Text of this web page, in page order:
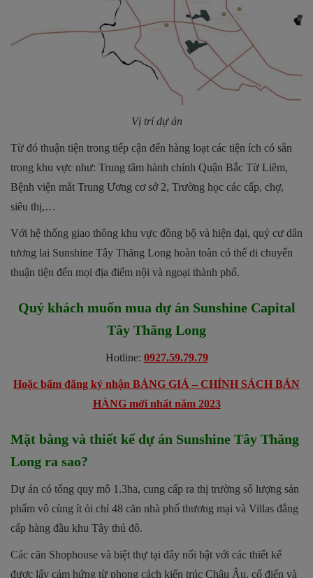
Vị trí dự án
Từ đó thuận tiện trong tiếp cận đến hàng loạt các tiện ích có sẵn
trong khu vực như: Trung tâm hành chính Quận Bắc Từ Liêm,
Bệnh viện mắt Trung Ương cơ sở 2, Trường học các cấp, chợ,
siêu thị,…
Với hệ thống giao thông khu vực đồng bộ và hiện đại, quý cư dân
tương lai Sunshine Tây Thăng Long hoàn toàn có thể di chuyển
thuận tiện đến mọi địa điểm nội và ngoại thành phố.
Quý khách muốn mua dự án Sunshine Capital
Tây Thăng Long
Hotline: 0927.59.79.79
Hoặc bấm đăng ký nhận BẢNG GIÁ – CHÍNH SÁCH BÁN
HÀNG mới nhất năm 2023
Mặt bằng và thiết kế dự án Sunshine Tây Thăng
Long ra sao?
Dự án có tổng quy mô 1.3ha, cung cấp ra thị trường số lượng sản
phẩm vô cùng ít ỏi chỉ 48 căn nhà phố thương mại và Villas đẳng
cấp hàng đầu khu Tây thủ đô.
Các căn Shophouse và biệt thự tại đây nổi bật với các thiết kế
được lấy cảm hứng từ phong cách kiến trúc Châu Âu, cổ điển và